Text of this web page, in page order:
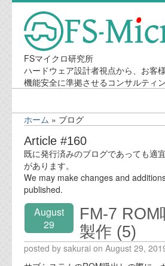
FSマイクロ研究所
ハードウェア設計者視点から、お客
機能安全に準拠させるコンサルティ
ニュース
業務内容
会社案内
会社概要
ホーム » ブログ
Article #160
既に発行済みのブログであっても適
があります。
We may make changes and
published.
August
29
FM-7
製作 (5)
posted by sakurai on August 29,